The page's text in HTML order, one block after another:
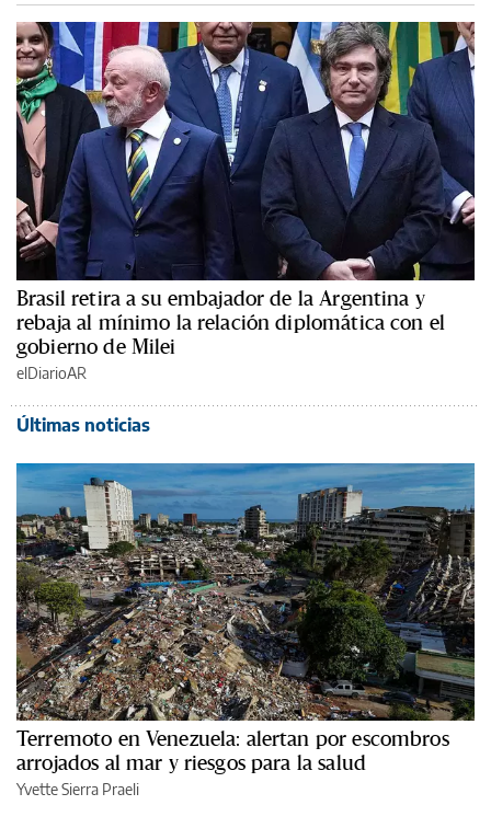
Brasil retira a su embajador de la Argentina y
rebaja al mínimo la relación diplomática con el
gobierno de Milei
elDiarioAR
Últimas noticias
Terremoto en Venezuela: alertan por escombros
arrojados al mar y riesgos para la salud
Yvette Sierra Praeli